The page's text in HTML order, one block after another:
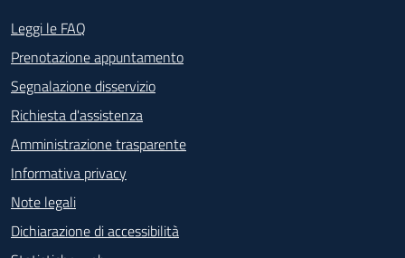
Footer - Contatti
Leggi le FAQ
Prenotazione appuntamento
Segnalazione disservizio
Richiesta d'assistenza
Amministrazione trasparente
Informativa privacy
Note legali
Dichiarazione di accessibilità